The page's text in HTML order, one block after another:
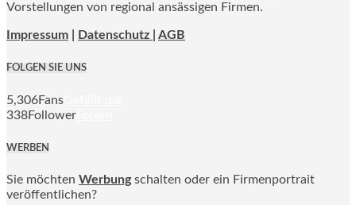
Vorstellungen von regional ansässigen Firmen.
Impressum Datenschutz | AGB
FOLGEN SIE UNS
5,306Fans
338Follower
WERBEN
Sie möchten Werbung schalten oder ein Firmenportrait
veröffentlichen?